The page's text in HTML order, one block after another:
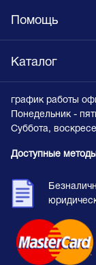
Помощь
Каталог
график работы
Понедельник -
Суббота,
Доступные